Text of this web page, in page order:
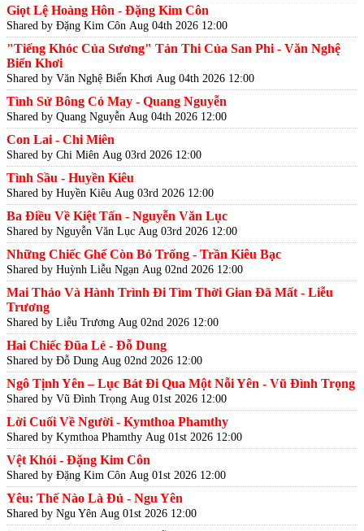
Giọt Lệ Hoàng Hôn - Đặng Kim Côn
Shared by Đặng Kim Côn Aug 04th 2026 12:00
"Tiếng Khóc Của Sương" Tản Thi Của San Phi - Văn Nghệ
Biển Khơi
Shared by Văn Nghệ Biển Khơi Aug 04th 2026 12:00
Tình Sử Bông Cỏ May - Quang Nguyễn
Shared by Quang Nguyễn Aug 04th 2026 12:00
Con Lai - Chi Miên
Shared by Chi Miên Aug 03rd 2026 12:00
Tình Sầu - Huyền Kiêu
Shared by Huyền Kiêu Aug 03rd 2026 12:00
Ba Điều Về Kiệt Tấn - Nguyễn Văn Lục
Shared by Nguyễn Văn Lục Aug 03rd 2026 12:00
Những Chiếc Ghế Còn Bỏ Trống - Trần Kiêu Bạc
Shared by Huỳnh Liễu Ngạn Aug 02nd 2026 12:00
Mai Thảo Và Hành Trình Đi Tìm Thời Gian Đã Mất - Liễu
Trương
Shared by Liễu Trương Aug 02nd 2026 12:00
Hai Chiếc Đũa Lẻ - Đỗ Dung
Shared by Đỗ Dung Aug 02nd 2026 12:00
Ngô Tịnh Yên – Lục Bát Đi Qua Một Nỗi Yên - Vũ Đình Trọng
Shared by Vũ Đình Trọng Aug 01st 2026 12:00
Lời Cuối Về Người - Kymthoa Phamthy
Shared by Kymthoa Phamthy Aug 01st 2026 12:00
Vệt Khói - Đặng Kim Côn
Shared by Đặng Kim Côn Aug 01st 2026 12:00
Yêu: Thế Nào Là Đủ - Ngu Yên
Shared by Ngu Yên Aug 01st 2026 12:00